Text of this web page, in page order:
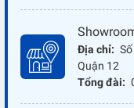
Địa chỉ:
Quận 12
Tổng đài: